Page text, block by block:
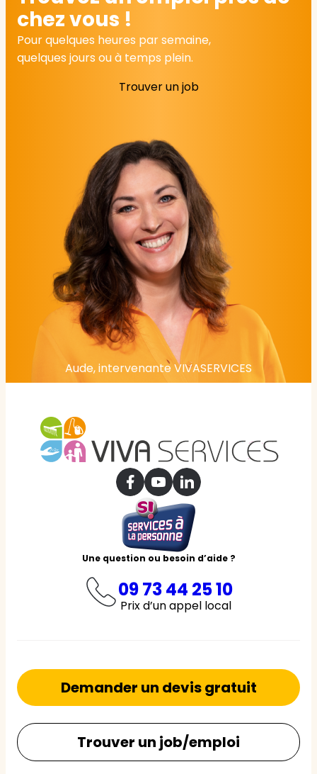
chez vous !
Pour quelques heures par semaine,
quelques jours ou à temps plein.
Trouver un job
Aude, intervenante VIVASERVICES
Une question ou besoin d’aide ?
09 73 44 25 10
Prix d’un appel local
Demander un devis gratuit
Trouver un job/emploi